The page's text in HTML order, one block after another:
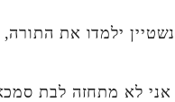
ילמדו את התורה,
לא מתחזה לבת